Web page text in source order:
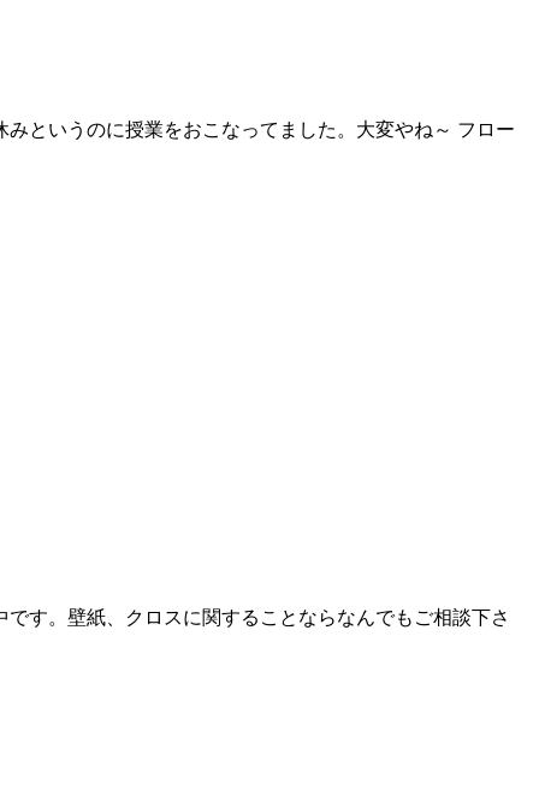
というのに授業をおこなってました。大変やね～ フロー
す。壁紙、クロスに関することならなんでもご相談下さ